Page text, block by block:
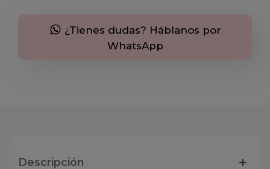
¿Tienes dudas? Háblanos por
WhatsApp
Descripción